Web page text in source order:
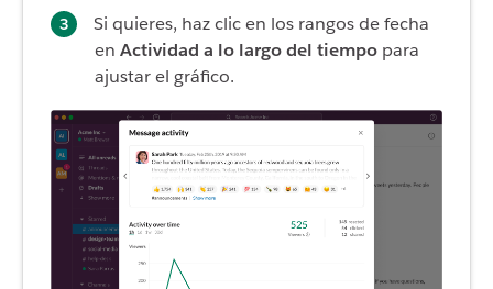
Si quieres, haz clic en los rangos de fecha
en Actividad a lo largo del tiempo para
ajustar el gráfico.